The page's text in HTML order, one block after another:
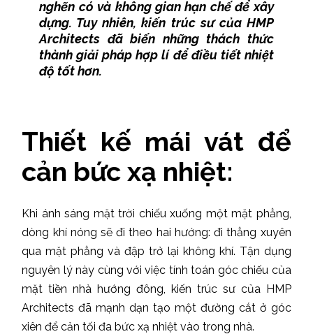
nghẽn có và không gian hạn chế để xây
dựng. Tuy nhiên, kiến trúc sư của HMP
Architects đã biến những thách thức
thành giải pháp hợp lí để điều tiết nhiệt
độ tốt hơn.
Thiết kế mái vát để
cản bức xạ nhiệt:
Khi ánh sáng mặt trời chiếu xuống một mặt phẳng,
dòng khí nóng sẽ đi theo hai hướng: đi thẳng xuyên
qua mặt phẳng và đập trở lại không khí. Tận dụng
nguyên lý này cùng với việc tính toán góc chiếu của
mặt tiền nhà hướng đông, kiến trúc sư của HMP
Architects đã mạnh dạn tạo một đường cắt ở góc
xiên để cản tối đa bức xạ nhiệt vào trong nhà.